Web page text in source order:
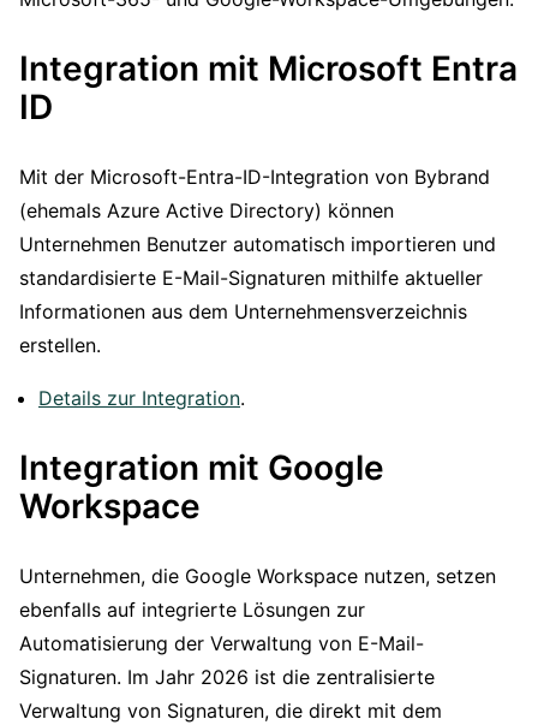
Integration mit Microsoft Entra
ID
Mit der Microsoft-Entra-ID-Integration von Bybrand
(ehemals Azure Active Directory) können
Unternehmen Benutzer automatisch importieren und
standardisierte E-Mail-Signaturen mithilfe aktueller
Informationen aus dem Unternehmensverzeichnis
erstellen.
Details zur Integration.
Integration mit Google
Workspace
Unternehmen, die Google Workspace nutzen, setzen
ebenfalls auf integrierte Lösungen zur
Automatisierung der Verwaltung von E-Mail-
Signaturen. Im Jahr 2026 ist die zentralisierte
Verwaltung von Signaturen, die direkt mit dem